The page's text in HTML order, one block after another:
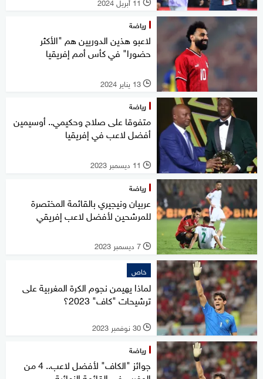
l
رياضة
لاعبو هذين الدوريين هم "الأكثر
حضورا" في كأس أمم إفريقيا
l 13 يناير 2024
رياضة
متفوقا على صلاح وحكيمي.. أوسيمين
أفضل لاعب في إفريقيا
l 11 ديسمبر 2023
رياضة
عربيان ونيجيري بالقائمة المختصرة
للمرشحين لأفضل لاعب إفريقي
l 7 ديسمبر 2023
خاص
لماذا يهيمن نجوم الكرة المغربية على
ترشيحات "كاف" 2023؟
l 30 نوفمبر 2023
رياضة
جوائز "الكاف" لأفضل لاعب.. 4 من